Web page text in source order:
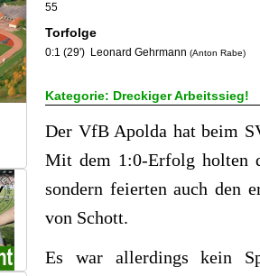
55
Torfolge
0:1 (29') Leonard Gehrmann (Anton Rabe)
Kategorie: Dreckiger Arbeitssieg!
Der VfB Apolda hat beim
Mit dem 1:0-Erfolg holten
sondern feierten auch den
von Schott.
Es war allerdings kein